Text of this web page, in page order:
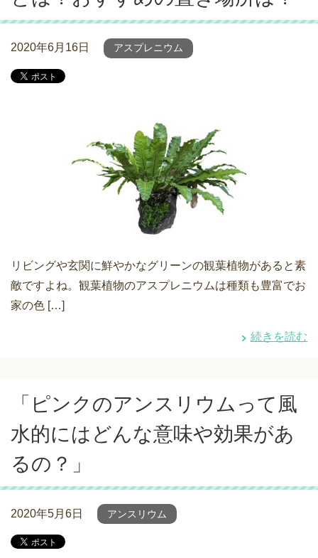
2020年6月16日 アスプレニウム
リビングや玄関に鮮やかなグリーンの観葉植物があると素
敵ですよね。観葉植物のアスプレニウムは種類も豊富でお
家の色 […]
続きを読む
「ピンクのアンスリウムって風
水的にはどんな意味や効果があ
るの？」
2020年5月6日 アンスリウム